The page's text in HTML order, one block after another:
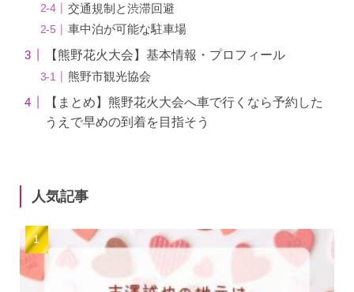
交通規制と渋滞回避
車中泊が可能な駐車場
【熊野花火大会】基本情報・プロフィール
熊野市観光協会
【まとめ】熊野花火大会へ車で行くなら予約した
うえで早めの到着を目指そう
人気記事